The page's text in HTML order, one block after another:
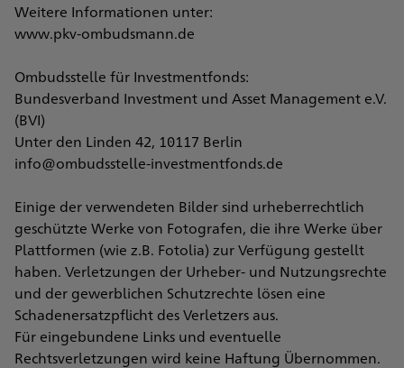
Weitere Informationen unter:
www.pkv-ombudsmann.de
Ombudsstelle für Investmentfonds:
Bundesverband Investment und Asset Management e.V.
(BVI)
Unter den Linden 42, 10117 Berlin
info@ombudsstelle-investmentfonds.de
Einige der verwendeten Bilder sind urheberrechtlich
geschützte Werke von Fotografen, die ihre Werke über
Plattformen (wie z.B. Fotolia) zur Verfügung gestellt
haben. Verletzungen der Urheber- und Nutzungsrechte
und der gewerblichen Schutzrechte lösen eine
Schadenersatzpflicht des Verletzers aus.
Für eingebundene Links und eventuelle
Rechtsverletzungen wird keine Haftung Übernommen.